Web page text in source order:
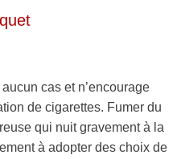
cas et n’encourage
de cigarettes. Fumer du
qui nuit gravement à la
à adopter des choix de